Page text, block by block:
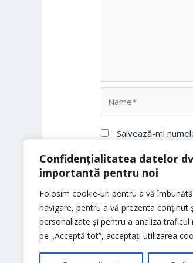
Confidențialitatea datelor
importantă pentru noi
Folosim cookie-uri pentru a vă
navigare, pentru a vă prezenta conținut
personalizate și pentru a analiza traficul
pe „Acceptă tot”, acceptați utilizarea
Salvează-mi